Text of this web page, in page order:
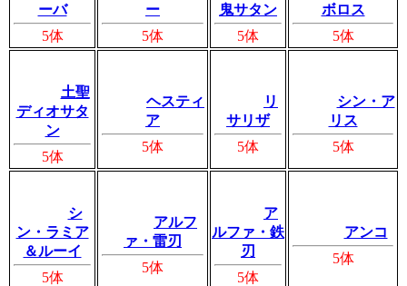
ーバ
5体
ー
5体
鬼サタン
5体
ボロス
5体
土聖
ディオサタ
ン
5体
ヘスティ
ア
5体
リ
サリザ
5体
シン・ア
リス
5体
シ
ン・ラミア
＆ルーイ
5体
アルフ
ァ・雷刃
5体
ア
ルファ・鉄
刃
5体
アンコ
5体